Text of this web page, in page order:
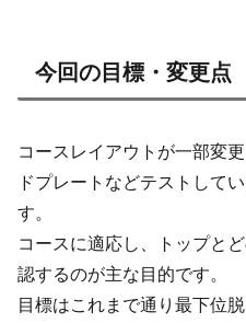
今回の目標・変更点
コースレイアウトが一部変
ドプレートなどテストして
す。
コースに適応し、トップと
認するのが主な目的です。
目標はこれまで通り最下位脱